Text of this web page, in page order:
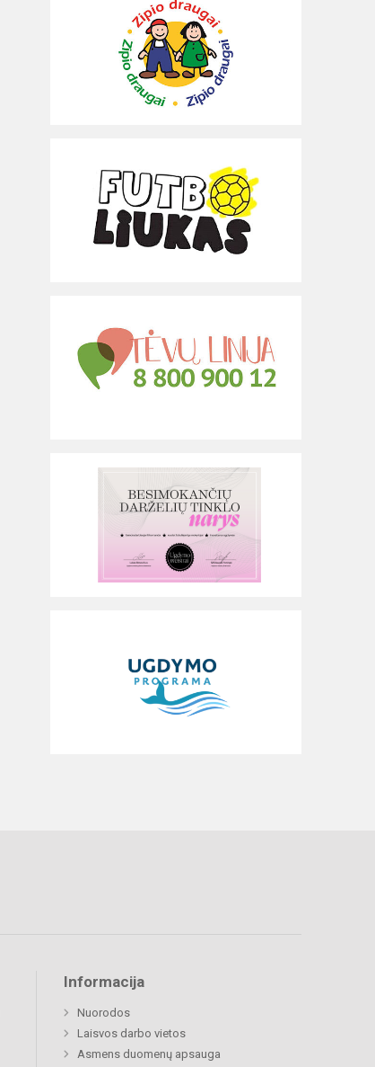
Informacija
Nuorodos
Laisvos darbo vietos
Asmens duomenų apsauga